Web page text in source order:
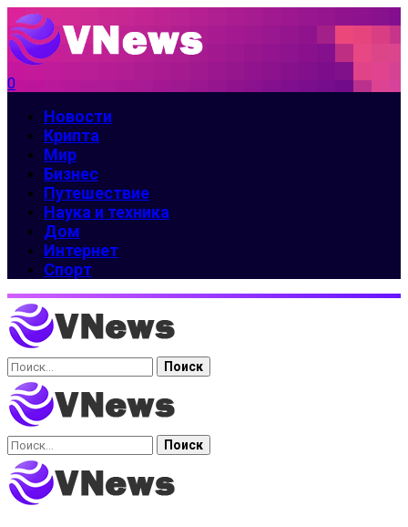
0
Новости
Крипта
Мир
Бизнес
Путешествие
Наука и техника
Дом
Интернет
Спорт
Найти:
Найти: